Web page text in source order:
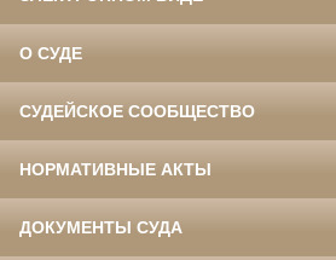
О СУДЕ
СУДЕЙСКОЕ СООБЩЕСТВО
НОРМАТИВНЫЕ АКТЫ
ДОКУМЕНТЫ СУДА